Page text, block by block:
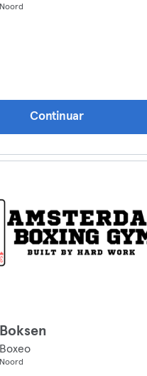
Noord
Continuar
Boksen
Boxeo
Noord